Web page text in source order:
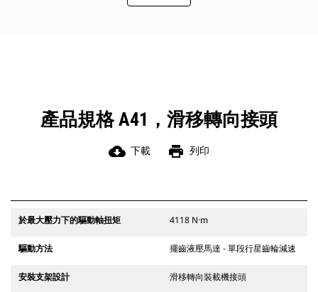
產品規格 A41，滑移轉向接頭
cloud_download 下載 print 列印
於最大壓力下的驅動軸扭矩 4118 N·m
驅動方法 擺齒液壓馬達 - 單段行星齒輪減速
安裝支架設計 滑移轉向裝載機接頭